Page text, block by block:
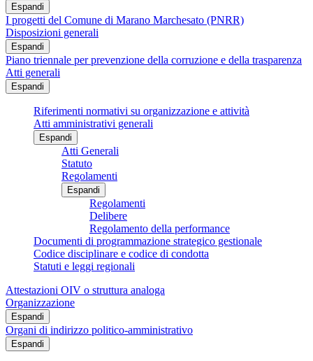
Espandi
I progetti del Comune di Marano Marchesato (PNRR)
Disposizioni generali
Espandi
Piano triennale per prevenzione della corruzione e della trasparenza
Atti generali
Espandi
Riferimenti normativi su organizzazione e attività
Atti amministrativi generali
Espandi
Atti Generali
Statuto
Regolamenti
Espandi
Regolamenti
Delibere
Regolamento della performance
Documenti di programmazione strategico gestionale
Codice disciplinare e codice di condotta
Statuti e leggi regionali
Attestazioni OIV o struttura analoga
Organizzazione
Espandi
Organi di indirizzo politico-amministrativo
Espandi